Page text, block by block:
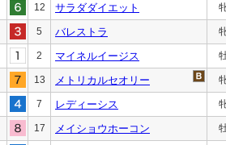
12 サラダダイエット
5 バレストラ
2 マイネルイージス
13 メトリカルセオリー
7 レディーシス
17 メイショウホーコン